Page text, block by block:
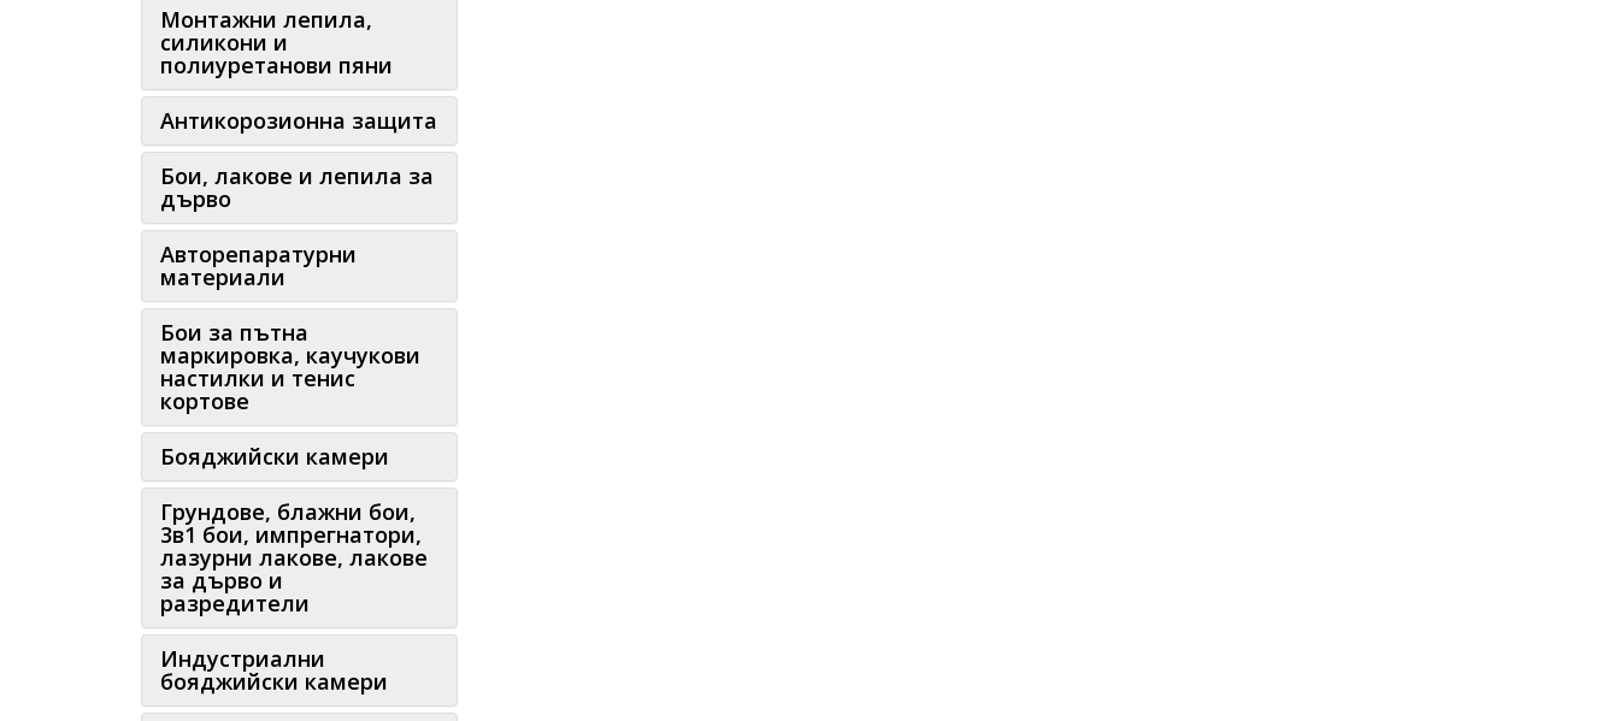
Монтажни лепила,
силикони и
полиуретанови пяни
Антикорозионна защита
Бои, лакове и лепила за
дърво
Авторепаратурни
материали
Бои за пътна
маркировка, каучукови
настилки и тенис
кортове
Бояджийски камери
Грундове, блажни бои,
3в1 бои, импрегнатори,
лазурни лакове, лакове
за дърво и
разредители
Индустриални
бояджийски камери